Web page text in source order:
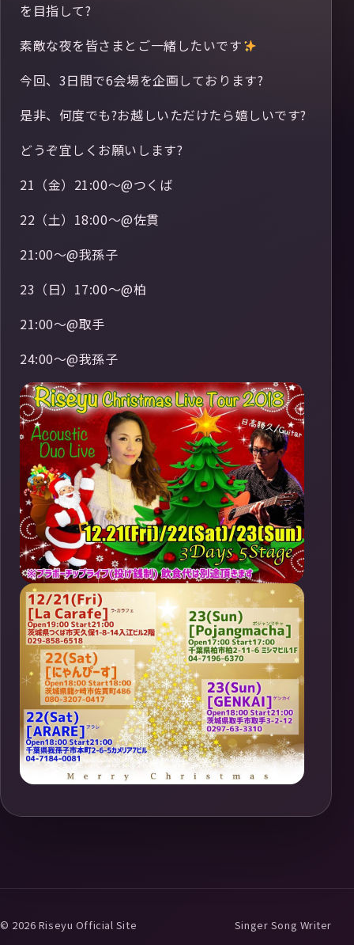
を目指して?
素敵な夜を皆さまとご一緒したいです
今回、3日間で6会場を企画しております?
是非、何度でも?お越しいただけたら嬉しいです?
どうぞ宜しくお願いします?
21（金）21:00〜@つくば
22（土）18:00〜@佐貫
21:00〜@我孫子
23（日）17:00〜@柏
21:00〜@取手
24:00〜@我孫子
© 2026 Riseyu Official Site Singer Song Writer